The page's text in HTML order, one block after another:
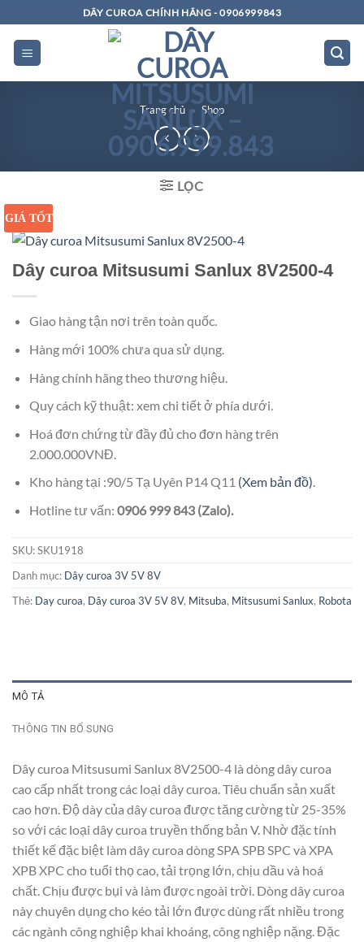
qua
dung
DÂY CUROA CHÍNH HÃNG - 0906999843
Trang chủ » Shop
LỌC
GIÁ TỐT
Dây curoa Mitsusumi Sanlux 8V2500-4
Giao hàng tận nơi trên toàn quốc.
Hàng mới 100% chưa qua sử dụng.
Hàng chính hãng theo thương hiệu.
Quy cách kỹ thuật: xem chi tiết ở phía dưới.
Hoá đơn chứng từ đầy đủ cho đơn hàng trên
2.000.000VNĐ.
Kho hàng tại :90/5 Tạ Uyên P14 Q11 (Xem bản đồ).
Hotline tư vấn: 0906 999 843 (Zalo).
SKU:SKU1918
Danh mục: Dây curoa 3V 5V 8V
Thẻ: Day curoa, Dây curoa 3V 5V 8V, Mitsuba, Mitsusumi Sanlux, Robota
MÔ TẢ
THÔNG TIN BỔ SUNG
Dây curoa Mitsusumi Sanlux 8V2500-4 là dòng dây curoa
cao cấp nhất trong các loại dây curoa. Tiêu chuẩn sản xuất
cao hơn. Độ dày của dây curoa được tăng cường từ 25-35%
so với các loại dây curoa truyền thống bản V. Nhờ đặc tính
thiết kế đặc biệt làm dây curoa dòng SPA SPB SPC và XPA
XPB XPC cho tuổi thọ cao, tải trọng lớn, chịu dầu và hoá
chất. Chịu được bụi và làm được ngoài trời. Dòng dây curoa
này chuyên dụng cho kéo tải lớn được dùng rất nhiều trong
các ngành công nghiệp khai khoáng, công nghiệp nặng. Đặc